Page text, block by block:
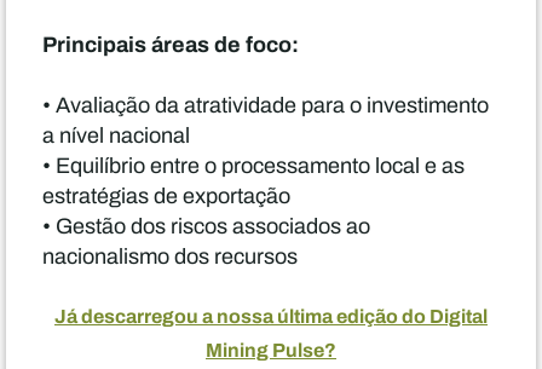
Principais áreas de foco:
• Avaliação da atratividade para o investimento
a nível nacional
• Equilíbrio entre o processamento local e as
estratégias de exportação
• Gestão dos riscos associados ao
nacionalismo dos recursos
Já descarregou a nossa última edição do Digital
Mining Pulse?